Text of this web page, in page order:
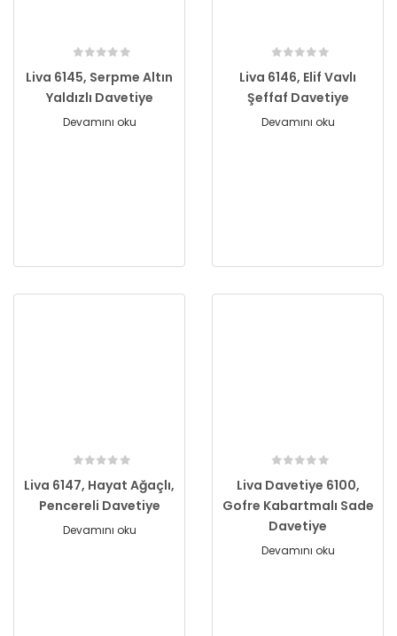
Liva 6145, Serpme Altın
Yaldızlı Davetiye
Devamını oku
Liva 6146, Elif Vavlı
Şeffaf Davetiye
Devamını oku
Liva 6147, Hayat Ağaçlı,
Pencereli Davetiye
Devamını oku
Liva Davetiye 6100,
Gofre Kabartmalı Sade
Davetiye
Devamını oku